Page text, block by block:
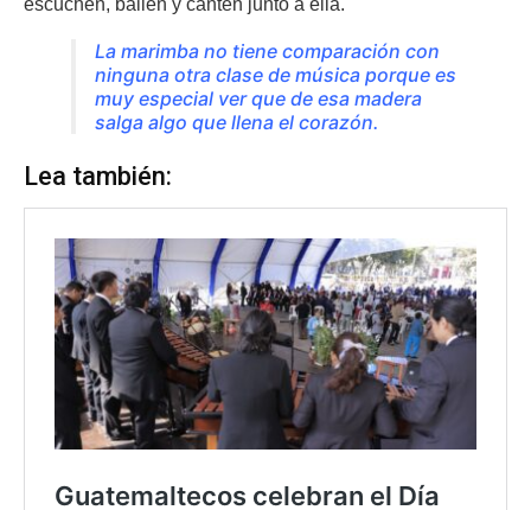
La marimba no tiene comparación con
ninguna otra clase de música porque es
muy especial ver que de esa madera
salga algo que llena el corazón.
Lea también: